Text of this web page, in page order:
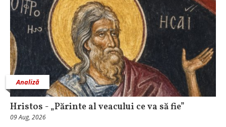
Analiză
Hristos - „Părinte al veacului ce va să fie”
09 Aug, 2026